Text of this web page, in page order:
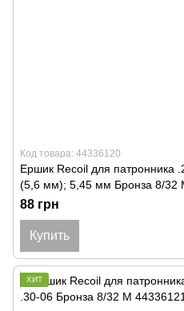
Код товара: 44336120
Ершик Recoil для патронника
(5,6 мм); 5,45 мм Бронза 8/32
88 грн
Купить
ХИТ